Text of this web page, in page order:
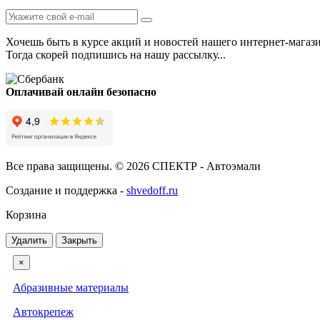
Хочешь быть в курсе акций и новостей нашего интернет-
Тогда скорей подпишись на нашу рассылку...
Оплачивай онлайн безопасно
Все права защищены. © 2026 СПЕКТР - Автоэмали
Создание и поддержка - shvedoff.ru
Корзина
Удалить Закрыть
×
Абразивные материалы
Автокрепеж